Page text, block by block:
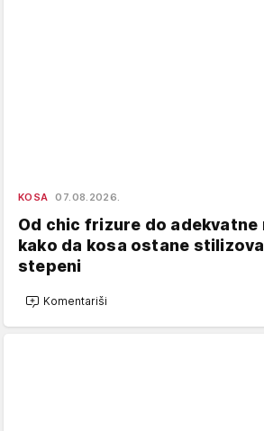
KOSA 07.08.2026.
Od chic frizure do adekvatne
kako da kosa ostane
stepeni
Komentariši